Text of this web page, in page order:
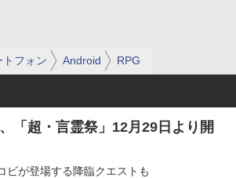
トフォン Android RPG
「超・言霊祭」12月29日より開
ビが登場する降臨クエストも